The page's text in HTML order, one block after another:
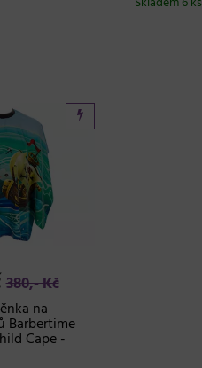
380,- Kč
na
Barbertime
Cape -